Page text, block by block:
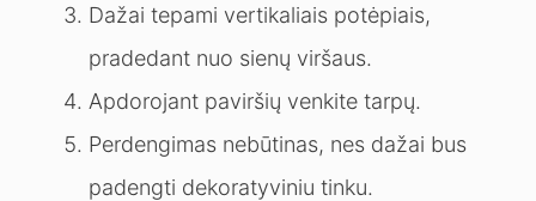
Dažai tepami vertikaliais potėpiais,
pradedant nuo sienų viršaus.
Apdorojant paviršių venkite tarpų.
Perdengimas nebūtinas, nes dažai bus
padengti dekoratyviniu tinku.